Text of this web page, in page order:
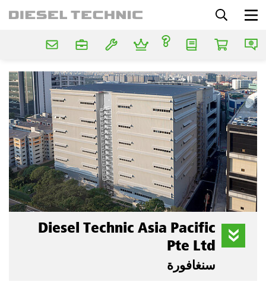
Diesel Technic Asia Pacific
Pte Ltd
سنغافورة